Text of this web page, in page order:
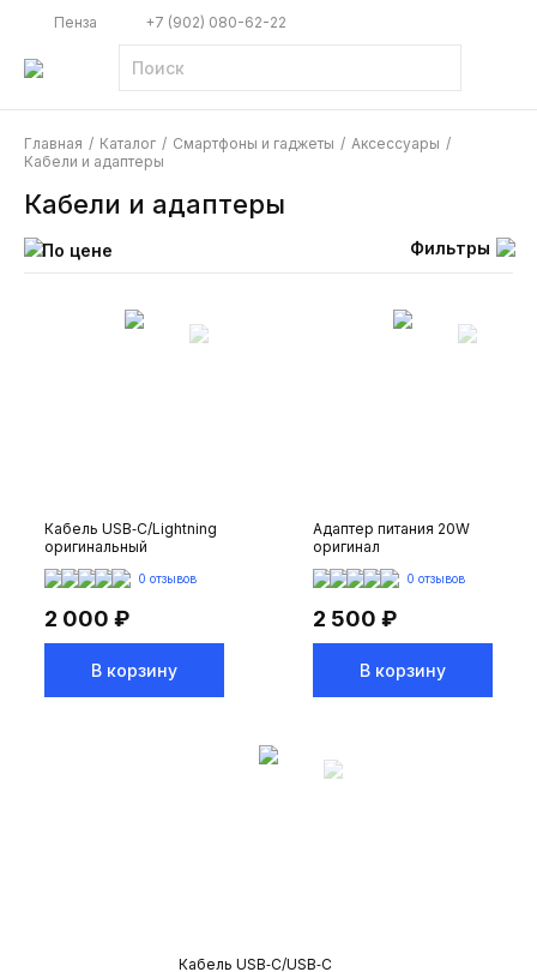
Пенза +7 (902) 080-62-22
Главная / Каталог / Смартфоны и гаджеты / Аксессуары /
Кабели и адаптеры
Кабели и адаптеры
По цене Фильтры
Кабель USB‑C/Lightning
оригинальный
0 отзывов
2 000 ₽
В корзину
Адаптер питания 20W
оригинал
0 отзывов
2 500 ₽
В корзину
Кабель USB‑C/USB‑C